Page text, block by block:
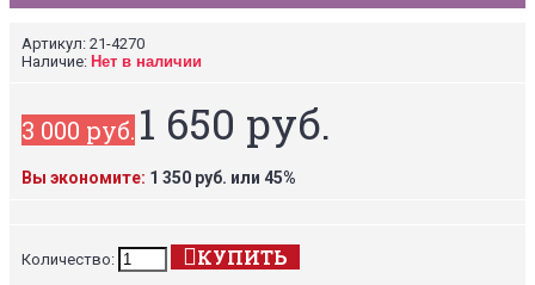
Артикул: 21-4270
Наличие: Нет в наличии
3 000 руб. 1 650 руб.
Вы экономите: 1 350 руб. или 45%
Количество: КУПИТЬ